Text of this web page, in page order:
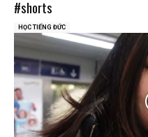
#shorts
HỌC TIẾNG ĐỨC